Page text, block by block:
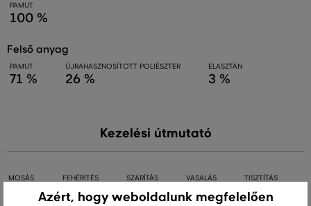
PAMUT
100 %
felső anyag
PAMUT
71 %
ÚJRAHASZNOSÍTOTT POLIÉSZTER
26 %
ELASZTÁN
3 %
Kezelési útmutató
MOSÁS FEHÉRÍTÉS SZÁRÍTÁS VASALÁS TISZTÍTÁS
Azért, hogy weboldalunk megfelelően